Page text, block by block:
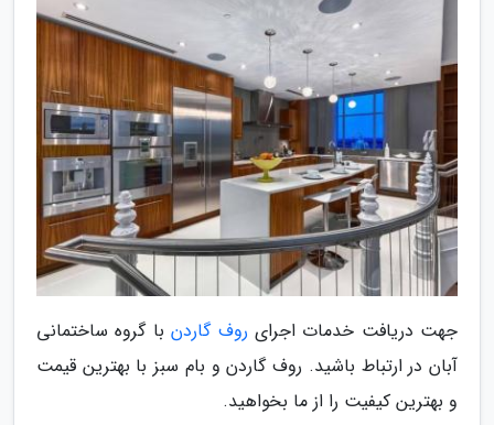
جهت دریافت خدمات اجرای روف گاردنبا گروه ساختمانی
آبان در ارتباط باشید. روف گاردن و بام سبز با بهترین قیمت
و بهترین کیفیت را از ما بخواهید.